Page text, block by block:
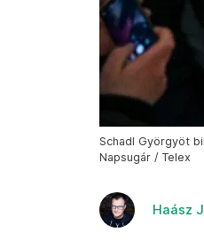
Schadl Györgyöt
Napsugár / Telex
Haász